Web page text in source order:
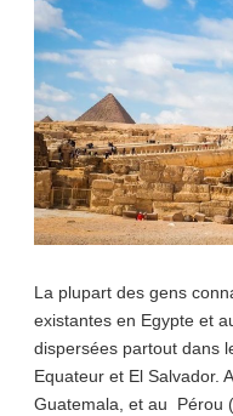
La plupart des gens
existantes en Egypte et
dispersées partout dans
Equateur et El Salvador.
Guatemala, et au Pérou